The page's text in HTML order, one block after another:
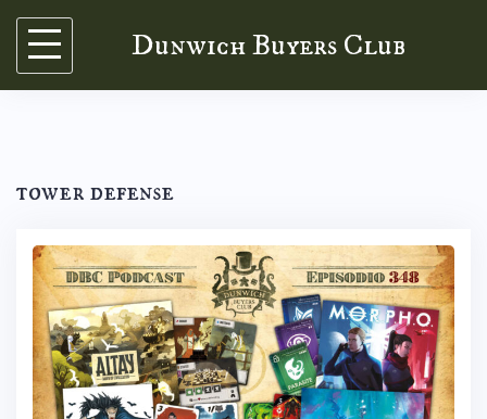
Skip
content
Dunwich Buyers Club
tower defense